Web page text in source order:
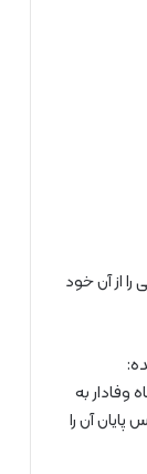
از آن خود
به
آن را